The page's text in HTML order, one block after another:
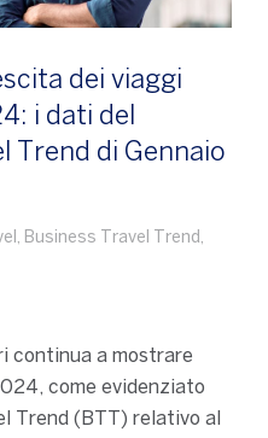
dei viaggi
i dati del
Trend di Gennaio
, Business Travel Trend ,
continua a mostrare
come evidenziato
Trend (BTT) relativo al